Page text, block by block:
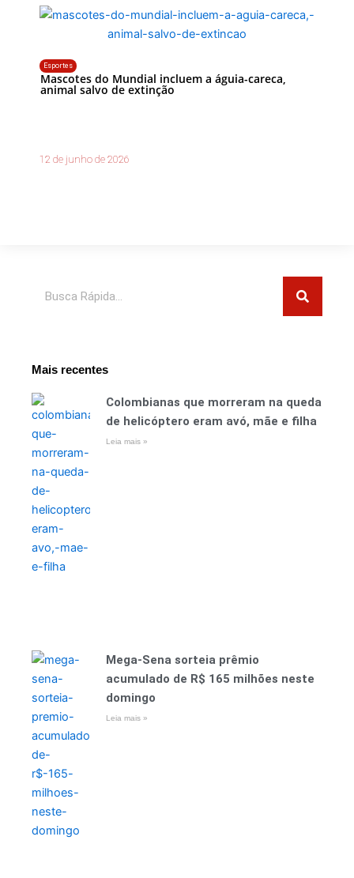
Esportes
Mascotes do Mundial incluem a águia-careca,
animal salvo de extinção
12 de junho de 2026
Mais recentes
Colombianas que morreram na queda
de helicóptero eram avó, mãe e filha
Leia mais »
Mega-Sena sorteia prêmio
acumulado de R$ 165 milhões neste
domingo
Leia mais »